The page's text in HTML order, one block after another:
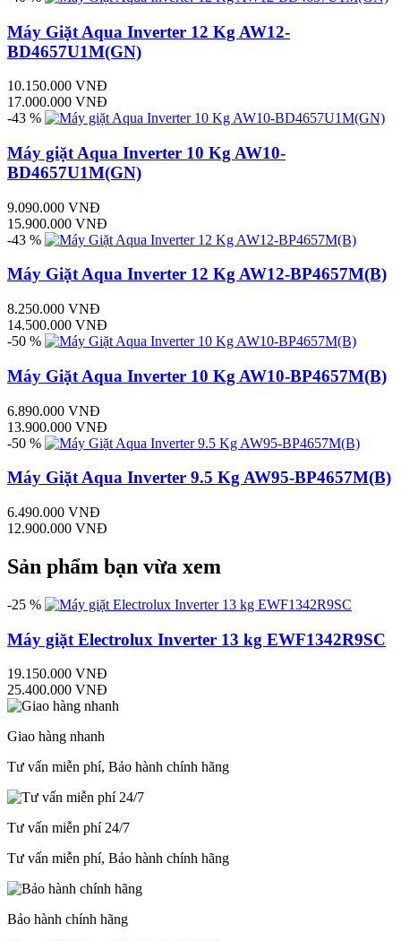
Máy Giặt Aqua Inverter 12 Kg AW12-
BD4657U1M(GN)
10.150.000 VNĐ
17.000.000 VNĐ
-43 %
Máy giặt Aqua Inverter 10 Kg AW10-
BD4657U1M(GN)
9.090.000 VNĐ
15.900.000 VNĐ
-43 %
Máy Giặt Aqua Inverter 12 Kg AW12-BP4657M(B)
8.250.000 VNĐ
14.500.000 VNĐ
-50 %
Máy Giặt Aqua Inverter 10 Kg AW10-BP4657M(B)
6.890.000 VNĐ
13.900.000 VNĐ
-50 %
Máy Giặt Aqua Inverter 9.5 Kg AW95-BP4657M(B)
6.490.000 VNĐ
12.900.000 VNĐ
Sản phẩm bạn vừa xem
-25 %
Máy giặt Electrolux Inverter 13 kg EWF1342R9SC
19.150.000 VNĐ
25.400.000 VNĐ
Giao hàng nhanh
Tư vấn miễn phí, Bảo hành chính hãng
Tư vấn miễn phí 24/7
Tư vấn miễn phí, Bảo hành chính hãng
Bảo hành chính hãng